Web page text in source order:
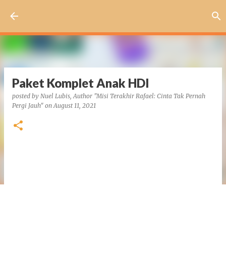
Paket Komplet Anak HDI
posted by Nuel Lubis, Author "Misi Terakhir Rafael: Cinta Tak Pernah
Pergi Jauh" onAugust 11, 2021